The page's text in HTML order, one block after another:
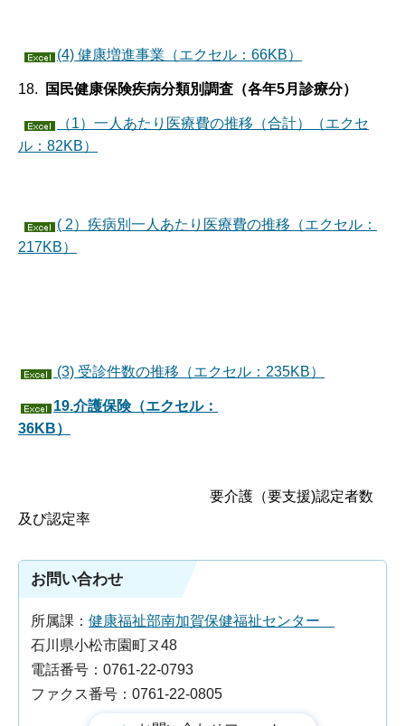
(4) 健康増進事業（エクセル：66KB）
18. 国民健康保険疾病分類別調査（各年5月診療分）
（1）一人あたり医療費の推移（合計）（エクセ
ル：82KB）
( 2）疾病別一人あたり医療費の推移（エクセル：
217KB）
(3) 受診件数の推移（エクセル：235KB）
19.介護保険（エクセル：
36KB）
要介護（要支援)認定者数
及び認定率
お問い合わせ
所属課： 健康福祉部南加賀保健福祉センター
石川県小松市園町ヌ48
電話番号：0761-22-0793
ファクス番号：0761-22-0805